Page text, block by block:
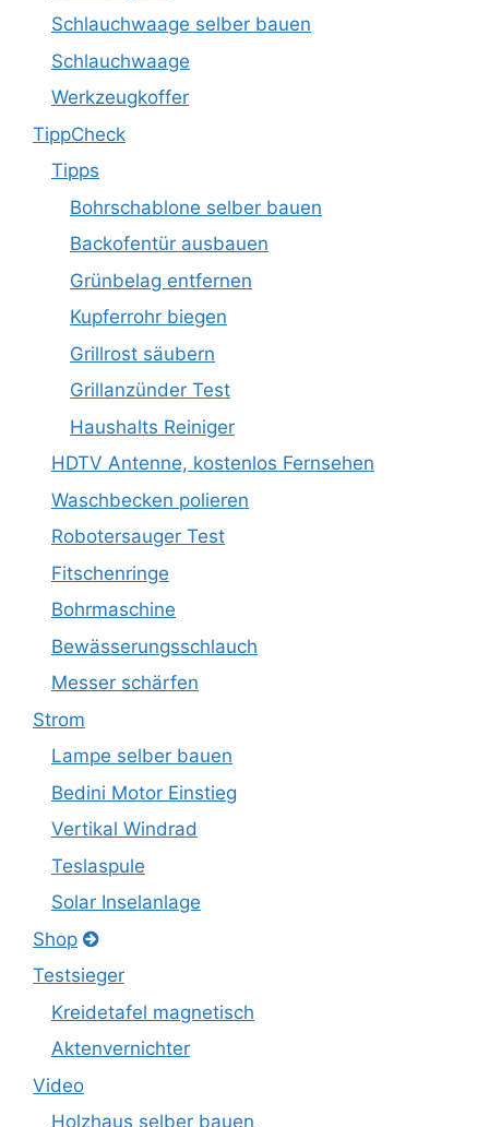
Schlauchwaage selber bauen
Schlauchwaage
Werkzeugkoffer
TippCheck
Tipps
Bohrschablone selber bauen
Backofentür ausbauen
Grünbelag entfernen
Kupferrohr biegen
Grillrost säubern
Grillanzünder Test
Haushalts Reiniger
HDTV Antenne, kostenlos Fernsehen
Waschbecken polieren
Robotersauger Test
Fitschenringe
Bohrmaschine
Bewässerungsschlauch
Messer schärfen
Strom
Lampe selber bauen
Bedini Motor Einstieg
Vertikal Windrad
Teslaspule
Solar Inselanlage
Shop
Testsieger
Kreidetafel magnetisch
Aktenvernichter
Video
Holzhaus selber bauen